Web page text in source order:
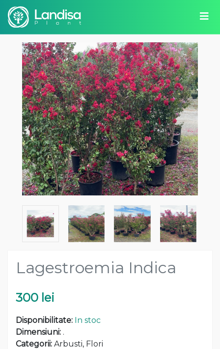
Lagestroemia Indica
300 lei
Disponibilitate: In stoc
Dimensiuni: .
Categorii: Arbusti, Flori